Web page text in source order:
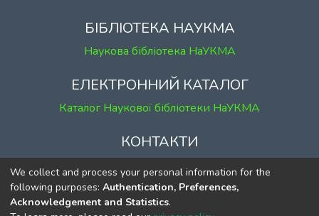
БІБЛІОТЕКА НАУКМА
Наукова бібліотека НаУКМА
ЕЛЕКТРОННИЙ КАТАЛОГ
Каталог Наукової бібліотеки НаУКМА
КОНТАКТИ
м. Київ, вул. Григорія Сковороди, 2
к. 1, к. 120
тел. (044) 463-69-31
We collect and process your personal information for the
following purposes: Authentication, Preferences,
Acknowledgement and Statistics.